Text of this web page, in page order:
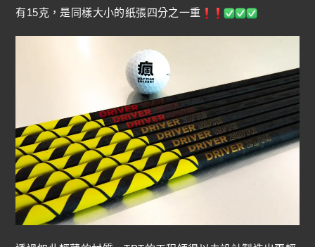
有15克，是同樣大小的紙張四分之一重